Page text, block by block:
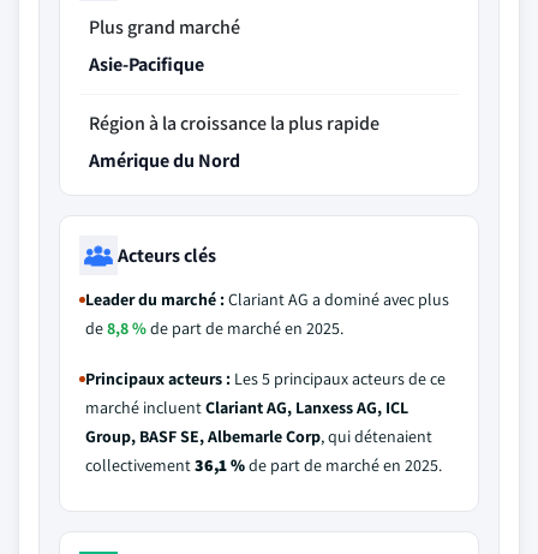
Plus grand marché
Asie-Pacifique
Région à la croissance la plus rapide
Amérique du Nord
Acteurs clés
Leader du marché :Clariant AG a dominé avec plus
de8,8 %de part de marché en 2025.
Principaux acteurs : Les 5 principaux acteurs de ce
marché incluentClariant AG, Lanxess AG, ICL
Group, BASF SE, Albemarle Corp, qui détenaient
collectivement36,1 %de part de marché en 2025.